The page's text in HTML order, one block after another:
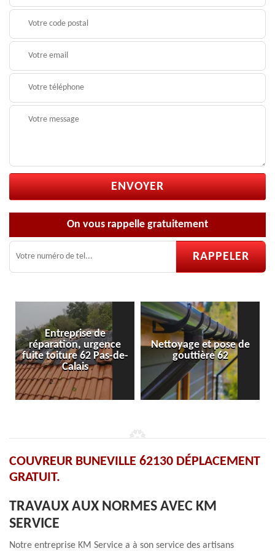
On vous rappelle gratuitement
Entreprise de
réparation, urgence
fuite toiture 62 Pas-de-
Calais
Nettoyage et pose de
gouttière 62
COUVREUR BUNEVILLE 62130 DÉPLACEMENT
GRATUIT.
TRAVAUX AUX NORMES AVEC KM
SERVICE
Notre entreprise KM Service a à son service des artisans